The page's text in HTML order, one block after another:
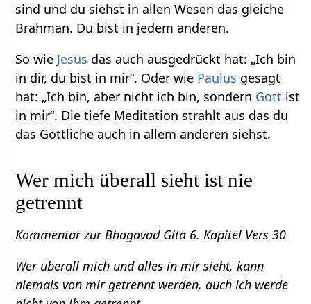
sind und du siehst in allen Wesen das gleiche
Brahman. Du bist in jedem anderen.
So wie Jesus das auch ausgedrückt hat: „Ich bin
in dir, du bist in mir“. Oder wie Paulus gesagt
hat: „Ich bin, aber nicht ich bin, sondern Gott ist
in mir“. Die tiefe Meditation strahlt aus das du
das Göttliche auch in allem anderen siehst.
Wer mich überall sieht ist nie
getrennt
Kommentar zur Bhagavad Gita 6. Kapitel Vers 30
Wer überall mich und alles in mir sieht, kann
niemals von mir getrennt werden, auch ich werde